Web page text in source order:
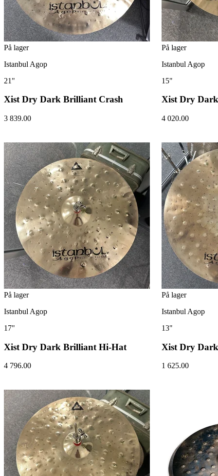
På lager
Istanbul Agop
21"
Xist Dry Dark Brilliant Crash
3 839.00
På lager
Istanbul Agop
15"
Xist Dry
4 020.00
På lager
Istanbul Agop
17"
Xist Dry Dark Brilliant Hi-Hat
4 796.00
På lager
Istanbul Agop
13"
Xist Dry
1 625.00